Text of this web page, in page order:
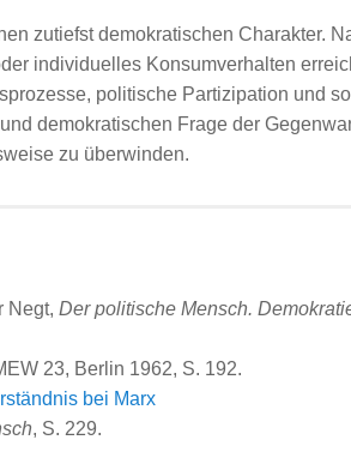
zutiefst demokratischen Charakter.
individuelles Konsumverhalten
politische Partizipation und
demokratischen Frage der
zu überwinden.
Negt, Der politische Mensch.
23, Berlin 1962, S. 192.
bei Marx
, S. 229.